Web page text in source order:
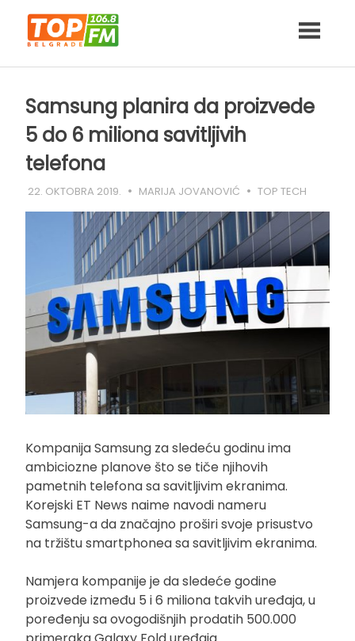
content
Samsung planira da proizvede
5 do 6 miliona savitljivih
telefona
22. OKTOBRA 2019. MARIJA JOVANOVIĆ TOP TECH
Kompanija Samsung za sledeću godinu ima
ambiciozne planove što se tiče njihovih
pametnih telefona sa savitljivim ekranima.
Korejski ET News naime navodi nameru
Samsung-a da značajno proširi svoje prisustvo
na tržištu smartphonea sa savitljivim ekranima.
Namjera kompanije je da sledeće godine
proizvede između 5 i 6 miliona takvih uređaja, u
poređenju sa ovogodišnjih prodatih 500.000